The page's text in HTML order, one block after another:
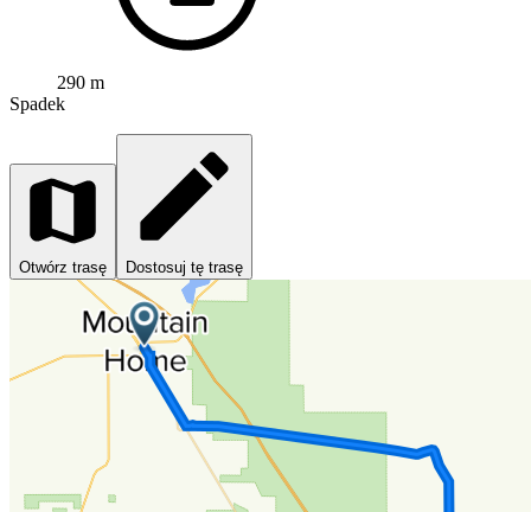
290 m
Spadek
Otwórz trasę Dostosuj tę trasę